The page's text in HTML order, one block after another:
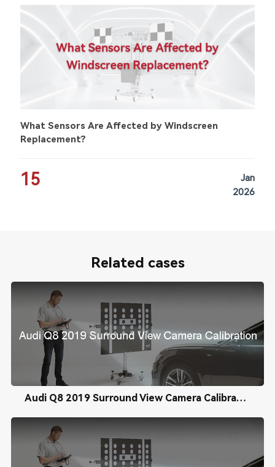
What Sensors Are Affected by Windscreen
Replacement?
15
Jan
2026
Related cases
Audi Q8 2019 Surround View Camera Calibration